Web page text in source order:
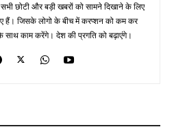
छोटी और बड़ी खबरों को सामने दिखाने के लिए
हैं। जिसके लोगो के बीच में करप्शन को कम कर
काम करेंगे। देश की प्रगति को बढ़ाएंगे।